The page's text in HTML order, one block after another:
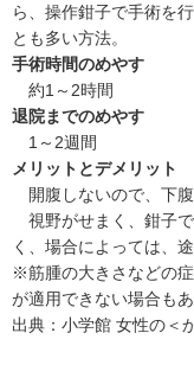
ら、操作鉗子で手術を
とも多い方法。
手術時間のめやす
約1～2時間
退院までのめやす
1～2週間
メリットとデメリット
開腹しないので、下腹
視野がせまく、鉗子
く、場合によっては、
※筋腫の大きさなどの
が適用できない場合もあ
出典： 小学館 女性の＜